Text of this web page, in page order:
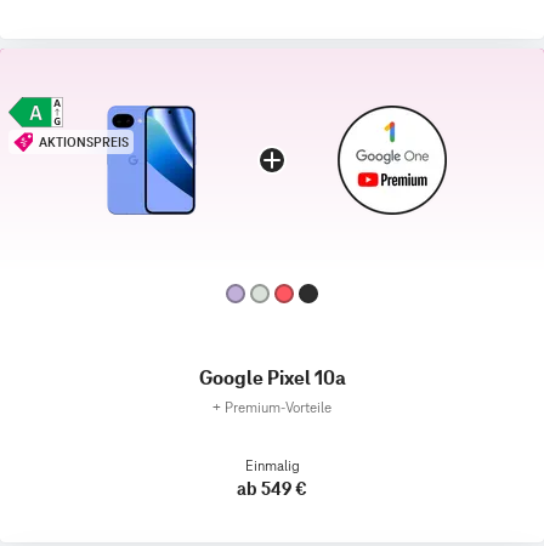
AKTIONSPREIS
Google Pixel 10a
+ Premium‑Vorteile
Einmalig
ab 549 €